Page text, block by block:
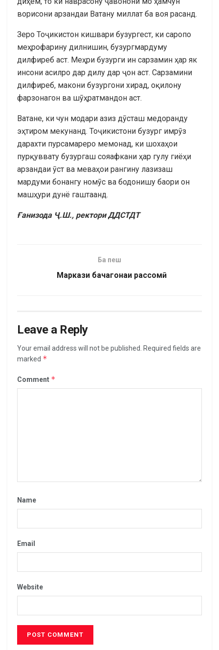
ворисони арзандаи Ватану миллат ба воя расанд.
Зеро Тоҷикистон кишвари бузургест, ки саропо
меҳрофарину дилнишин, бузургмардуму
дилфиреб аст. Меҳри бузурги ин сарзамин ҳар як
инсони асилро дар дилу дар ҷон аст. Сарзамини
дилфиреб, макони бузургони хирад, оқилону
фарзонагон ва шӯҳратмандон аст.
Ватане, ки чун модари азиз дӯсташ медоранду
эҳтиром мекунанд. Тоҷикистони бузург имрӯз
дарахти пурсамареро мемонад, ки шохаҳои
пурқуввату бузургаш сояафкани ҳар гулу гиёҳи
арзандаи ӯст ва меваҳои рангину лазизаш
мардуми бонангу номӯс ва бодонишу баори он
машҳури дунё гаштаанд.
Ғанизода Ҷ.Ш., ректори ДДСТДТ
Ба пеш
Маркази бачагонаи рассомӣ
Leave a Reply
Your email address will not be published.
Required fields are
marked *
Comment *
Name
Email
Website